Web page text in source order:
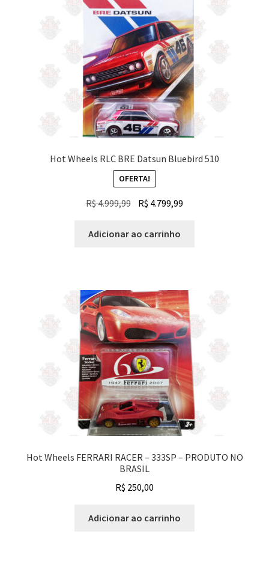
Hot Wheels RLC BRE Datsun Bluebird 510
OFERTA!
R$4.999,99
original
R$ 4.799,99
Adicionar ao carrinho
Hot Wheels FERRARI RACER – 333SP – PRODUTO NO
BRASIL
R$ 250,00
Adicionar ao carrinho